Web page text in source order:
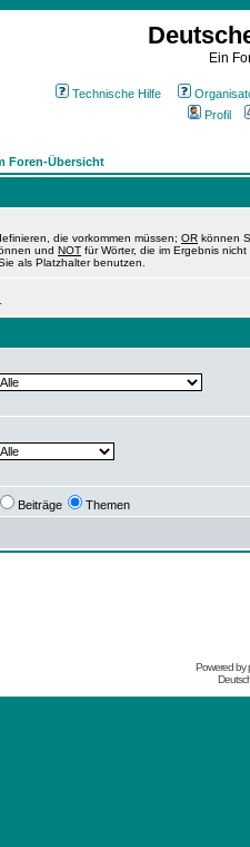
Ein
Technische Hilfe
Profil
Foren-Übersicht
die vorkommen müssen; OR können
und NOT für Wörter, die im Ergebnis nicht
als Platzhalter benutzen.
Beiträge Themen
Powered by